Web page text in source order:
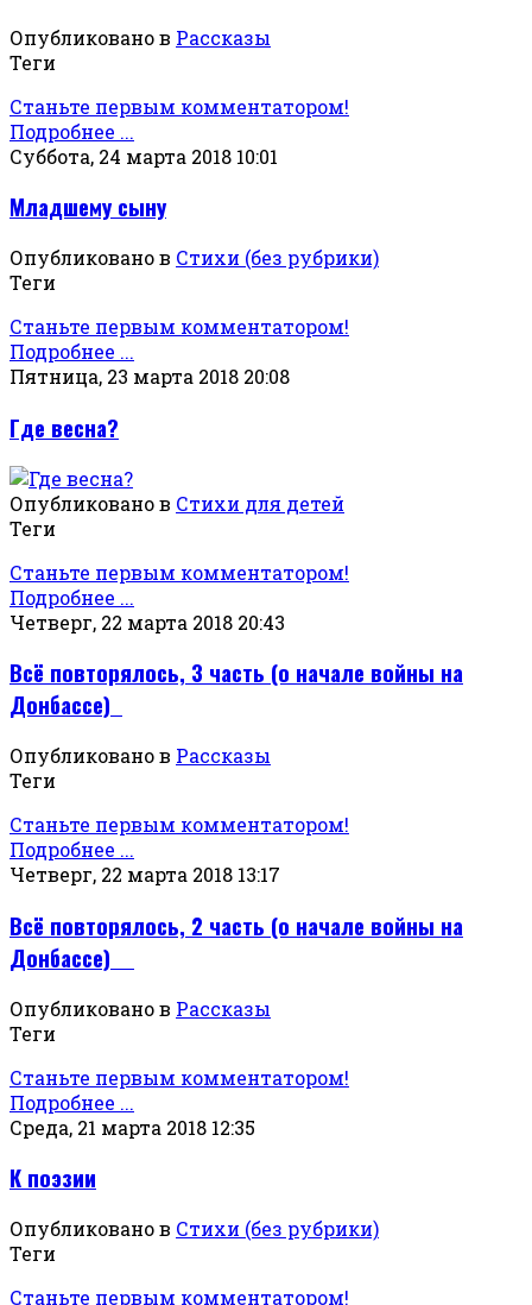
Опубликовано в Рассказы
Теги
Станьте первым комментатором!
Подробнее ...
Суббота, 24 марта 2018 10:01
Младшему сыну
Опубликовано в Стихи (без рубрики)
Теги
Станьте первым комментатором!
Подробнее ...
Пятница, 23 марта 2018 20:08
Где весна?
Опубликовано в Стихи для детей
Теги
Станьте первым комментатором!
Подробнее ...
Четверг, 22 марта 2018 20:43
Всё повторялось, 3 часть (о начале войны на
Донбассе)
Опубликовано в Рассказы
Теги
Станьте первым комментатором!
Подробнее ...
Четверг, 22 марта 2018 13:17
Всё повторялось, 2 часть (о начале войны на
Донбассе)
Опубликовано в Рассказы
Теги
Станьте первым комментатором!
Подробнее ...
Среда, 21 марта 2018 12:35
К поэзии
Опубликовано в Стихи (без рубрики)
Теги
Станьте первым комментатором!